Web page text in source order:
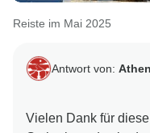
Reiste im Mai 2025
Antwort von:
Vielen Dank für